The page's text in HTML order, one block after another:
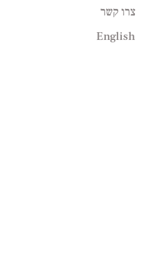
אהרון מגד
עדה כרמי מלמד
אמנון רובינשטיין
תרבות
צרו קשר
English